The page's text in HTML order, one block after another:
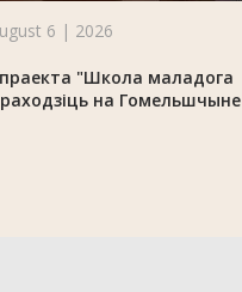
6 | 2026
"Школа маладога
на Гомельшчыне